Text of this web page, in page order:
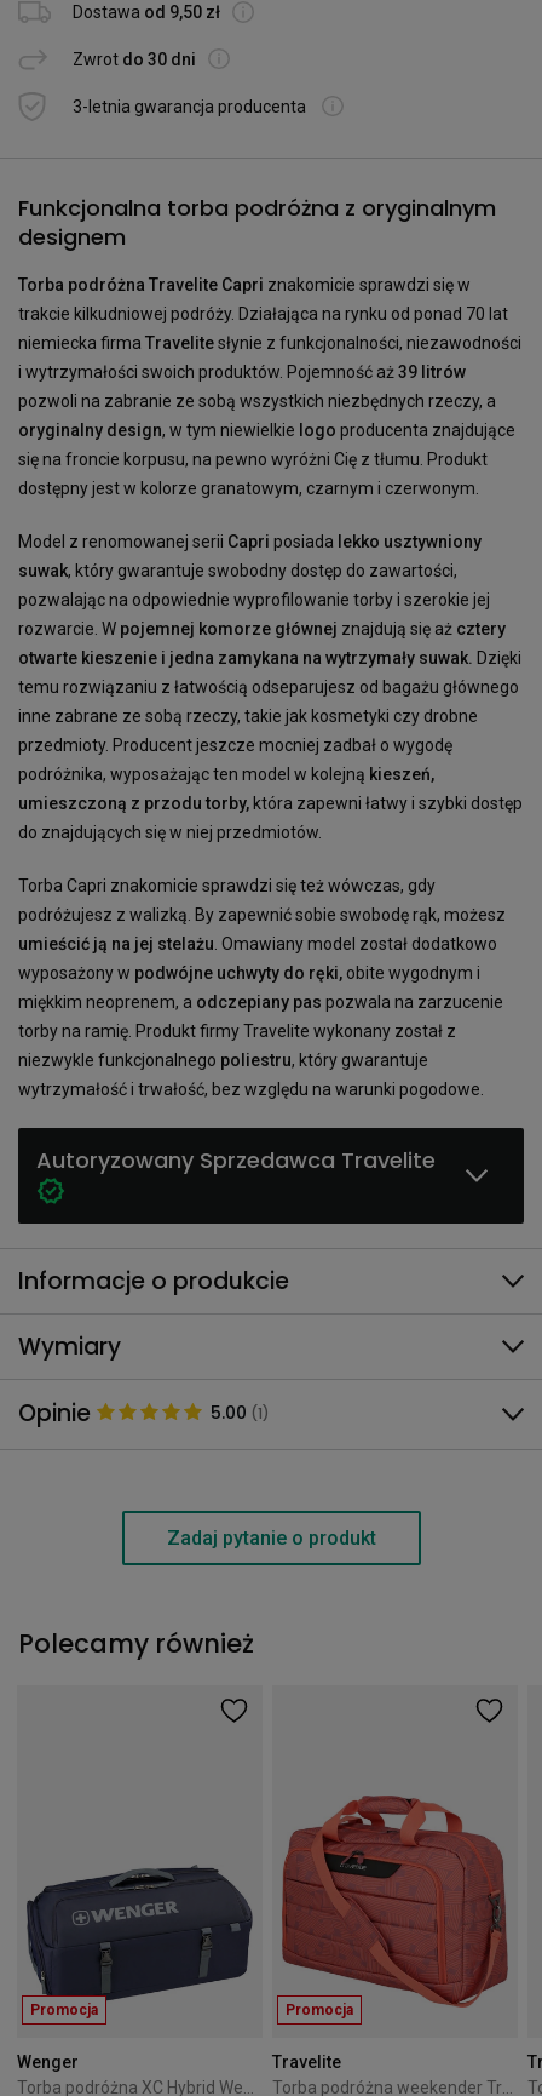
Dostawa od 9,50 zł
Zwrot do 30 dni
3-letnia gwarancja producenta
Funkcjonalna torba podróżna z oryginalnym
designem
Torba podróżna Travelite Capri znakomicie sprawdzi się w
trakcie kilkudniowej podróży. Działająca na rynku od ponad 70 lat
niemiecka firma Travelitesłynie z funkcjonalności, niezawodności
i wytrzymałości swoich produktów. Pojemność aż 39 litrów
pozwoli na zabranie ze sobą wszystkich niezbędnych rzeczy, a
oryginalny design, w tym niewielkie logo producenta znajdujące
się na froncie korpusu, na pewno wyróżni Cię z tłumu. Produkt
dostępny jest w kolorze granatowym, czarnym i czerwonym.
Model z renomowanej serii Capri posiada lekko usztywniony
suwak, który gwarantuje swobodny dostęp do zawartości,
pozwalając na odpowiednie wyprofilowanie torby i szerokie jej
rozwarcie. W pojemnej komorze głównej znajdują się aż cztery
otwarte kieszenie i jedna zamykana na wytrzymały suwak. Dzięki
temu rozwiązaniu z łatwością odseparujesz od bagażu głównego
inne zabrane ze sobą rzeczy, takie jak kosmetyki czy drobne
przedmioty. Producent jeszcze mocniej zadbał o wygodę
podróżnika, wyposażając ten model w kolejną kieszeń,
umieszczoną z przodu torby, która zapewni łatwy i szybki dostęp
do znajdujących się w niej przedmiotów.
Torba Capri znakomicie sprawdzi się też wówczas, gdy
podróżujesz z walizką. By zapewnić sobie swobodę rąk, możesz
umieścić ją na jej stelażu . Omawiany model został dodatkowo
wyposażony w podwójne uchwyty do ręki, obite wygodnym i
miękkim neoprenem, a odczepiany pas pozwala na zarzucenie
torby na ramię. Produkt firmy Travelite wykonany został z
niezwykle funkcjonalnego poliestru, który gwarantuje
wytrzymałość i trwałość, bez względu na warunki pogodowe.
Autoryzowany Sprzedawca Travelite
Informacje o produkcie
Wymiary
Opinie 5.00 (1)
Zadaj pytanie o produkt
Polecamy również
Promocja
Wenger
Promocja
Travelite